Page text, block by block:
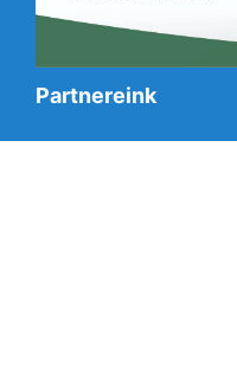
Partnereink